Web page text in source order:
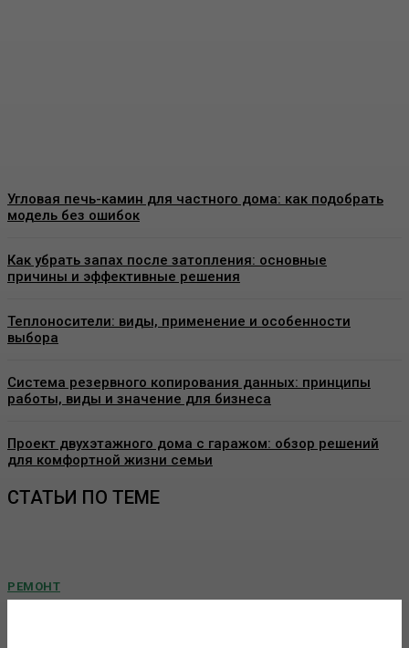
Угловая печь-камин для частного дома: как подобрать
модель без ошибок
Как убрать запах после затопления: основные
причины и эффективные решения
Теплоносители: виды, применение и особенности
выбора
Система резервного копирования данных: принципы
работы, виды и значение для бизнеса
Проект двухэтажного дома с гаражом: обзор решений
для комфортной жизни семьи
СТАТЬИ ПО ТЕМЕ
РЕМОНТ